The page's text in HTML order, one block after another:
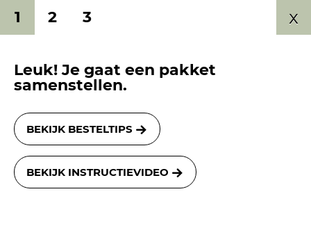
0577 491 189
FILTER
1 2 3 x
Leuk! Je gaat een pakket
samenstellen.
BEKIJK BESTELTIPS
BEKIJK INSTRUCTIEVIDEO